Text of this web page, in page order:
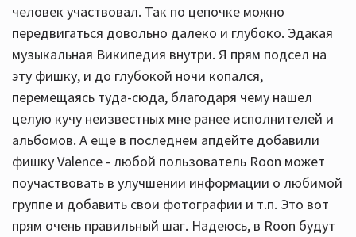
человек участвовал. Так по цепочке можно
передвигаться довольно далеко и глубоко. Эдакая
музыкальная Википедия внутри. Я прям подсел на
эту фишку, и до глубокой ночи копался,
перемещаясь туда-сюда, благодаря чему нашел
целую кучу неизвестных мне ранее исполнителей и
альбомов. А еще в последнем апдейте добавили
фишку Valence - любой пользователь Roon может
поучаствовать в улучшении информации о любимой
группе и добавить свои фотографии и т.п. Это вот
прям очень правильный шаг. Надеюсь, в Roon будут